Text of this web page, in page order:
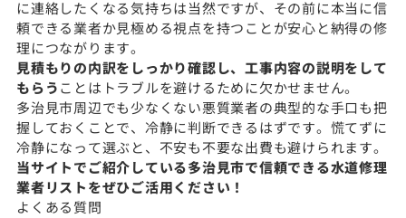
に連絡したくなる気持ちは当然ですが、その前に本当に信
頼できる業者か見極める視点を持つことが安心と納得の修
理につながります。
見積もりの内訳をしっかり確認し、工事内容の説明をして
もらうことはトラブルを避けるために欠かせません。
多治見市周辺でも少なくない悪質業者の典型的な手口も把
握しておくことで、冷静に判断できるはずです。慌てずに
冷静になって選ぶと、不安も不要な出費も避けられます。
当サイトでご紹介している多治見市で信頼できる水道修理
業者リストをぜひご活用ください！
よくある質問